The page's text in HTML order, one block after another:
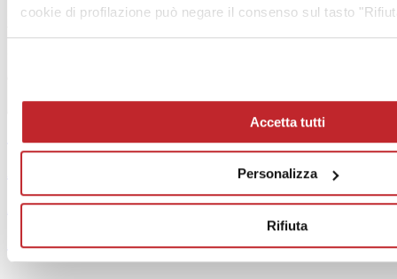
cookie di profilazione può negare il consenso sul tasto
Accetta tutti
Personalizza
Rifiuta
Abbonamento Gratuito >
MediaKit >